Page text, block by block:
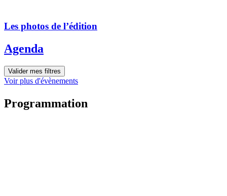
Les photos de l’édition
Agenda
Valider mes filtres
Voir plus d'évènements
Programmation